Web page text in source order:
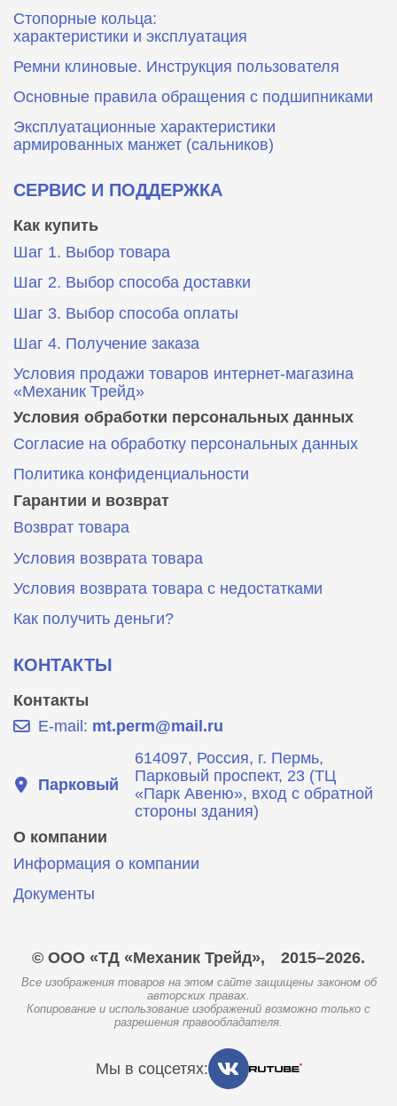
Стопорные кольца:
характеристики и эксплуатация
Ремни клиновые. Инструкция пользователя
Основные правила обращения с подшипниками
Эксплуатационные характеристики
армированных манжет (сальников)
СЕРВИС И ПОДДЕРЖКА
Как купить
Шаг 1. Выбор товара
Шаг 2. Выбор способа доставки
Шаг 3. Выбор способа оплаты
Шаг 4. Получение заказа
Условия продажи товаров интернет-магазина
«Механик Трейд»
Условия обработки персональных данных
Согласие на обработку персональных данных
Политика конфиденциальности
Гарантии и возврат
Возврат товара
Условия возврата товара
Условия возврата товара с недостатками
Как получить деньги?
КОНТАКТЫ
Контакты
E-mail: mt.perm@mail.ru
Парковый
614097, Россия, г. Пермь,
Парковый проспект, 23 (ТЦ
«Парк Авеню», вход с обратной
стороны здания)
О компании
Информация о компании
Документы
© ООО «ТД «Механик Трейд», 2015–2026.
Все изображения товаров на этом сайте защищены законом об
авторских правах.
Копирование и использование изображений возможно только с
разрешения правообладателя.
Мы в соцсетях: